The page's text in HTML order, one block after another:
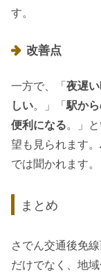
す。
改善点
一方で、「 夜遅
しい。」「 駅か
便利になる。」
望も見られます。
では聞かれます。
まとめ
さでん交通後免
だけでなく、地